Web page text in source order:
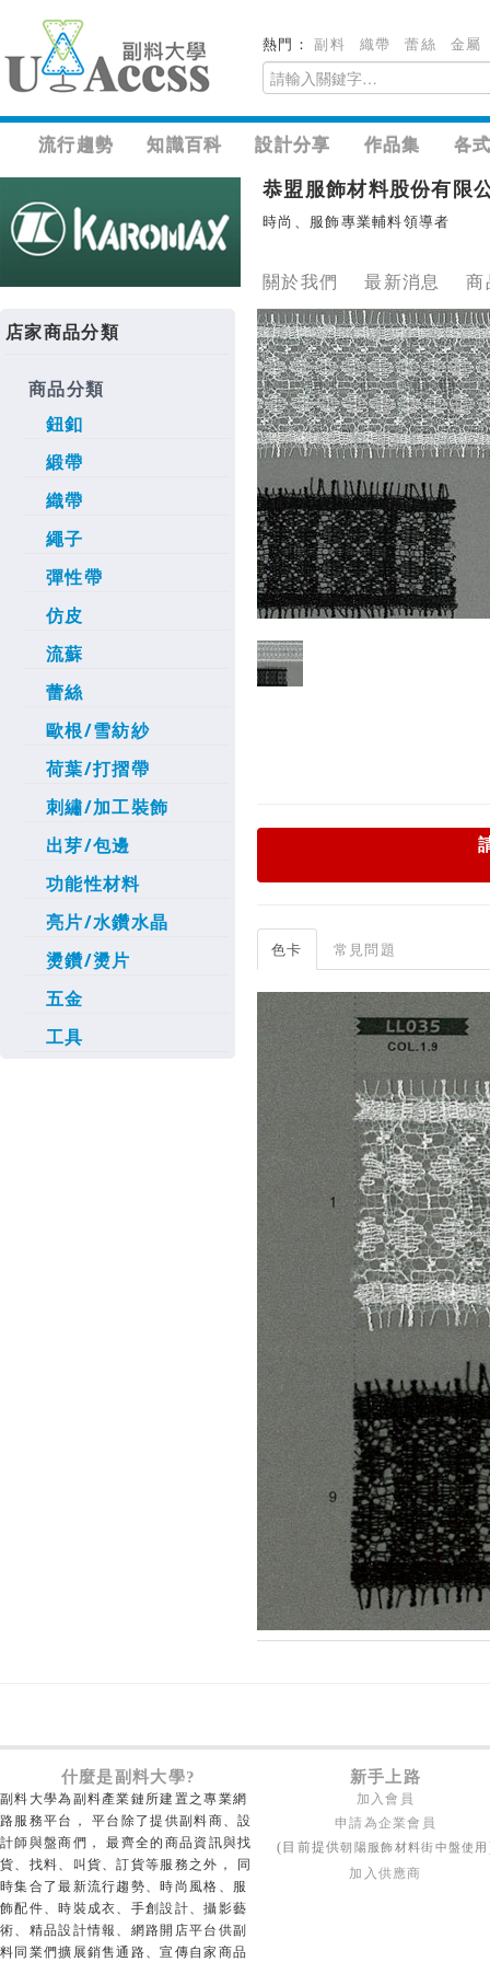
熱門：副料 織帶 蕾絲 金屬
流行趨勢 知識百科 設計分享 作品集 各
恭盟服飾材料股份有限
時尚、服飾專業輔料領導者
關於我們 最新消息 商
店家商品分類
商品分類
鈕釦
緞帶
織帶
繩子
彈性帶
仿皮
流蘇
蕾絲
歐根/雪紡紗
荷葉/打摺帶
刺繡/加工裝飾
出芽/包邊
功能性材料
亮片/水鑽水晶
燙鑽/燙片
五金
工具
色卡 常見問題
什麼是副料大學? 新手上路
副料大學為副料產業鏈所建置之專業網
路服務平台， 平台除了提供副料商、設
計師與盤商們， 最齊全的商品資訊與找
貨、找料、叫貨、訂貨等服務之外， 同
時集合了最新流行趨勢、時尚風格、服
飾配件、時裝成衣、手創設計、攝影藝
術、精品設計情報、網路開店平台供副
料同業們擴展銷售通路、宣傳自家商品
加入會員
申請為企業會員
(目前提供朝陽服飾材料街中盤使用
加入供應商